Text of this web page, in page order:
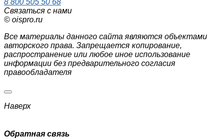
8 800 505 50 68
Связаться с нами
© oispro.ru
Все материалы данного сайта являются объектами
авторского права. Запрещается копирование,
распространение или любое иное использование
информации без предварительного согласия
правообладателя
Наверх
Обратная связь